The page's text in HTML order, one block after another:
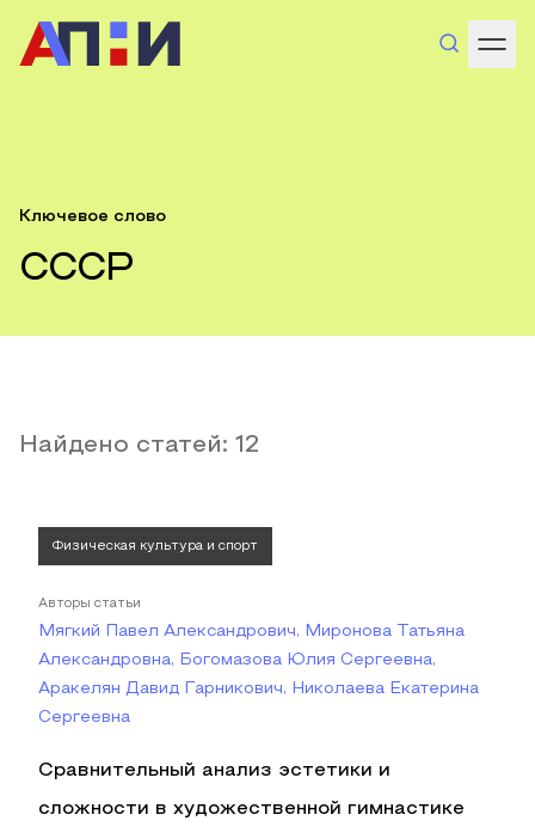
Ключевое слово
СССР
Найдено статей: 12
Физическая культура и спорт
Авторы статьи
Мягкий Павел Александрович, Миронова Татьяна
Александровна, Богомазова Юлия Сергеевна,
Аракелян Давид Гарникович, Николаева Екатерина
Сергеевна
Сравнительный анализ эстетики и
сложности в художественной гимнастике